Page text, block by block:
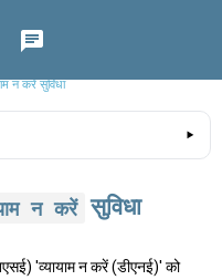
न करें सुविधा
न करें सुविधा
'व्यायाम न करें (डीएनई)' को